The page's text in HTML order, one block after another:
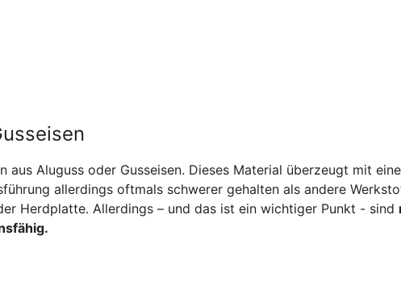
aus Aluguss oder Gusseisen. Dieses Material überzeugt mit
allerdings oftmals schwerer gehalten als andere
Herdplatte. Allerdings – und das ist ein wichtiger Punkt - sind